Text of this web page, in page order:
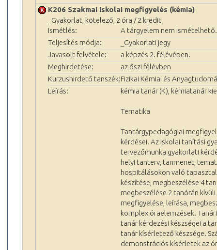
K206 Szakmai iskolai megfigyelés (kémia)
_Gyakorlat, kötelező, 2 óra / 2 kredit
Ismétlés:
A tárgyelem nem ismételhető.
Teljesítés módja:
_Gyakorlati jegy
Javasolt felvétele:
a képzés 2. félévében.
Meghirdetése:
az őszi félévben
Kurzushirdető tanszék:Fizikai Kémiai és
Leírás:
kémia tanár (K), kémiatanár
Tematika
Tantárgypedagógiai
kérdései. Az iskolai tanítási
tervezőmunka gyakorlati
helyi tanterv, tanmenet,
hospitálásokon való
készítése, megbeszélése 4
megbeszélése 2 tanórán
megfigyelése, leírása,
komplex óraelemzések.
tanár kérdezési készségei a
tanár kísérletező készsége.
demonstrációs kísérletek az